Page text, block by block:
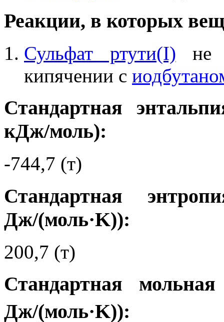
Реакции, в которых
Сульфат ртути(I) не
кипячении с
Стандартная
кДж/моль):
-744,7 (т)
Стандартная
Дж/(моль·K)):
200,7 (т)
Стандартная
Дж/(моль·K)):